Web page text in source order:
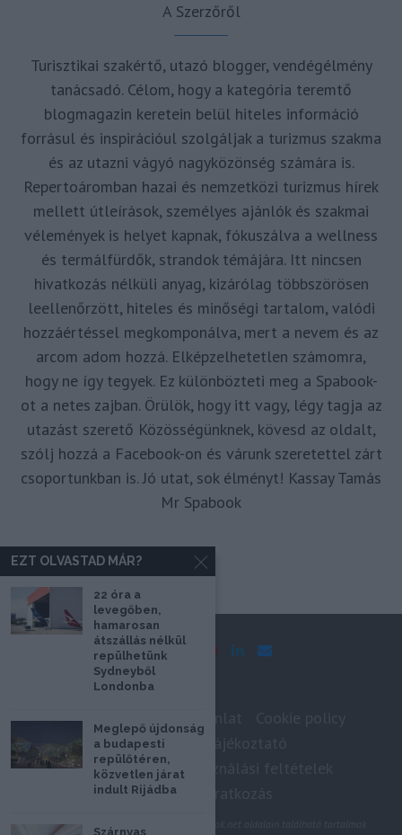
A Szerzőről
Turisztikai szakértő, utazó blogger, vendégélmény
tanácsadó. Célom, hogy a kategória teremtő
blogmagazin keretein belül hiteles információ
forrásul és inspirációul szolgáljak a turizmus szakma
és az utazni vágyó nagyközönség számára is.
Repertoáromban hazai és nemzetközi turizmus hírek
mellett útleírások, személyes ajánlók és szakmai
vélemények is helyet kapnak, fókuszálva a wellness
és termálfürdők, strandok témájára. Itt nincsen
hivatkozás nélküli anyag, kizárólag többszörösen
leellenőrzött, hiteles és minőségi tartalom, valódi
hozzáértéssel megkomponálva, mert a nevem és az
arcom adom hozzá. Elképzelhetetlen számomra,
hogy ne így tegyek. Ez különbözteti meg a Spabook-
ot a netes zajban. Örülök, hogy itt vagy, légy tagja az
utazást szerető Közösségünknek, kövesd az oldalt,
szólj hozzá a Facebook-on és várunk szeretettel zárt
csoportunkban is. Jó utat, sok élményt! Kassay Tamás
Mr Spabook
Impresszum
Adatkezelési tájékoztató
Szerzői jogok, felhasználási feltételek
Hírlevél feliratkozás
@2020 - Minden jog fenntartva. A Spabook.net oldalain található tartalmak
EZT OLVASTAD MÁR?
22 óra a
levegőben,
hamarosan
átszállás nélkül
repülhetünk
Sydneyből
Londonba
Meglepő újdonság
a budapesti
repülőtéren,
közvetlen járat
indult Rijádba
Szárnyas